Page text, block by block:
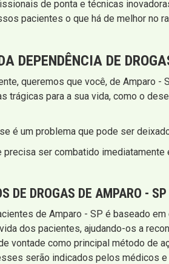
de ponta e técnicas
pacientes o que há de melhor no
DEPENDÊNCIA DE
queremos que você, de Amparo -
para a sua vida, como o
é um problema que pode ser
ser combatido
DE DROGAS DE AMPARO - SP
de Amparo - SP é baseado
dos pacientes, ajudando-os a
vontade como principal método de
serão indicados pelos médicos